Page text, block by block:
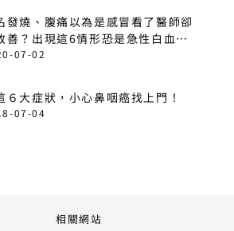
發燒、腹痛以為是感冒看了醫師卻
善？出現這6情形恐是急性白血
07-02
６大症狀，小心鼻咽癌找上門！
07-04
相關網站